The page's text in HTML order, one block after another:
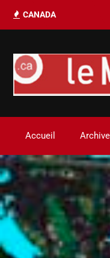
CANADA
Accueil